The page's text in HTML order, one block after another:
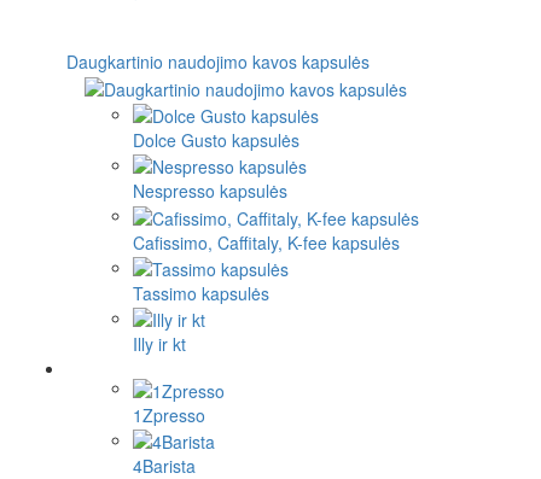
Daugkartinio naudojimo kavos kapsulės
Dolce Gusto kapsulės
Nespresso kapsulės
Cafissimo, Caffitaly, K-fee kapsulės
Tassimo kapsulės
Illy ir kt
1Zpresso
4Barista